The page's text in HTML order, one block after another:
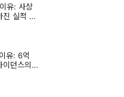
유: 사상
진 실적 기
유: 6억
던스의